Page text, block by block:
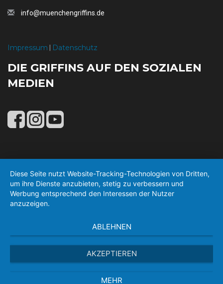
info@muenchengriffins.de
Impressum Datenschutz
DIE GRIFFINS AUF DEN SOZIALEN
MEDIEN
Diese Seite nutzt Website-Tracking-Technologien von Dritten,
um ihre Dienste anzubieten, stetig zu verbessern und
Werbung entsprechend den Interessen der Nutzer
anzuzeigen.
ABLEHNEN
AKZEPTIEREN
MEHR